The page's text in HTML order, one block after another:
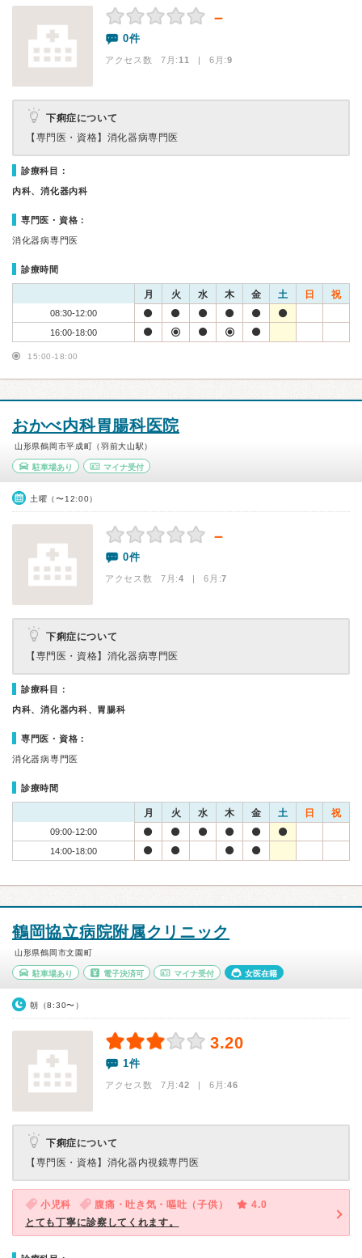
－
0件
アクセス数 7月:11 | 6月:9
下痢症について
【専門医・資格】 消化器病専門医
診療科目：
内科、消化器内科
専門医・資格：
消化器病専門医
診療時間
月 火 水 木 金 土 日 祝
08:30-12:00
16:00-18:00
15:00-18:00
おかべ内科胃腸科医院
山形県鶴岡市平成町（羽前大山駅）
駐車場あり マイナ受付
土曜（〜12:00）
－
0件
アクセス数 7月:4 | 6月:7
下痢症について
【専門医・資格】 消化器病専門医
診療科目：
内科、消化器内科、胃腸科
専門医・資格：
消化器病専門医
診療時間
月 火 水 木 金 土 日 祝
09:00-12:00
14:00-18:00
鶴岡協立病院附属クリニック
山形県鶴岡市文園町
駐車場あり 電子決済可 マイナ受付 女医在籍
朝（8:30〜）
3.20
1件
アクセス数 7月:42 | 6月:46
下痢症について
【専門医・資格】 消化器内視鏡専門医
小児科 腹痛・吐き気・嘔吐（子供）
4.0
とても丁寧に診察してくれます。